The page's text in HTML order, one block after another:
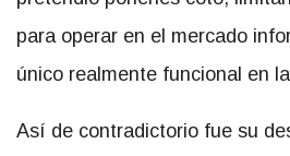
para operar en el mercado
único realmente funcional en
Así de contradictorio fue su